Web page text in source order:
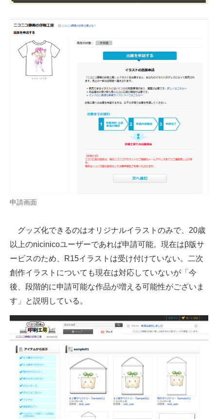
建設×テクノロジーの最前線
ちょっと気になるネットの話題
申請画面
グッズ化できるのはオリジナルイラストのみで、20歳
以上のnicinicoユーザーであれば申請可能。現在はβ版サ
ービスのため、R15イラストは受け付けていない。二次
創作イラストについても現在は対応していないが「今
後、段階的に申請可能な作品が増える可能性がございま
す」と説明している。